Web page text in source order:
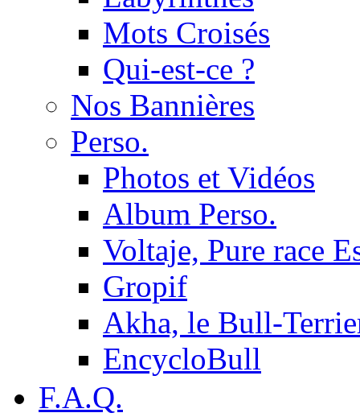
Mots Croisés
Qui-est-ce ?
Nos Bannières
Perso.
Photos et Vidéos
Album Perso.
Voltaje, Pure race
Gropif
Akha, le Bull-
EncycloBull
F.A.Q.